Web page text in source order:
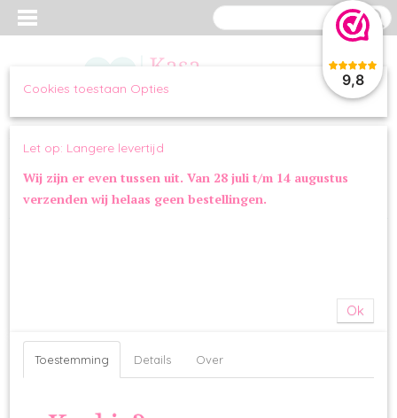
9,8
Inloggen
Home>OVERIG>SPEELGOED>FuzzYard Jack Russel’s
Cookies toestaan Opties
Let op: Langere levertijd
Wij zijn er even tussen uit. Van 28 juli t/m 14 augustus
verzenden wij helaas geen bestellingen.
Ok
Toestemming Details Over